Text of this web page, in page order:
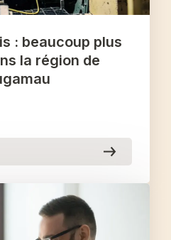
: beaucoup plus
la région de